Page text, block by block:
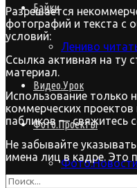
Байки
Лениво
Видео.Урок
Фото.Проекты
Фото.Новости
Разрешается
фотографий и текста с
условий:
Ссылка активная на ту
материал.
Использование только
коммерческих
пабликов — свяжитесь
Не забывайте
имена лиц в кадре. Это